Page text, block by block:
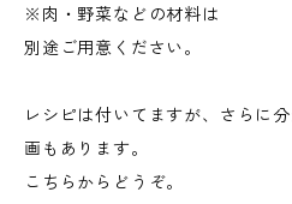
※肉・野菜などの材料は
別途ご用意ください。
レシピは付いてますが、さらに
画もあります。
こちらからどうぞ。